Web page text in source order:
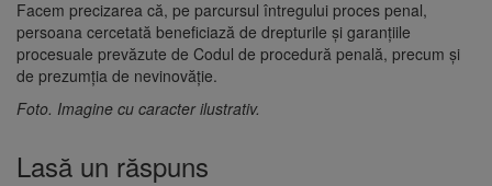
Facem precizarea că, pe parcursul întregului proces penal,
persoana cercetată beneficiază de drepturile și garanțiile
procesuale prevăzute de Codul de procedură penală, precum și
de prezumția de nevinovăție.
Foto. Imagine cu caracter ilustrativ.
Lasă un răspuns